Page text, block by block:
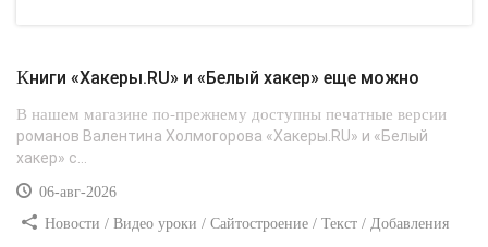
Книги «Хакеры.RU» и «Белый хакер» еще можно
В нашем магазине по-прежнему доступны печатные версии
романов Валентина Холмогорова «Хакеры.RU» и «Белый
хакер» с...
06-авг-2026
Новости / Видео уроки / Сайтостроение / Текст / Добавления